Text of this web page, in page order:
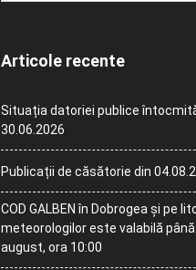
Articole recente
Situația datoriei publice
30.06.2026
Publicații de căsătorie din
COD GALBEN în Dobrogea și pe
meteorologilor este valabilă
august, ora 10:00